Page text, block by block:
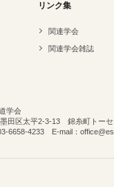
リンク集
関連学会
関連学会雑誌
学会
田区太平2-3-13 錦糸町トー
6658-4233 E-mail：